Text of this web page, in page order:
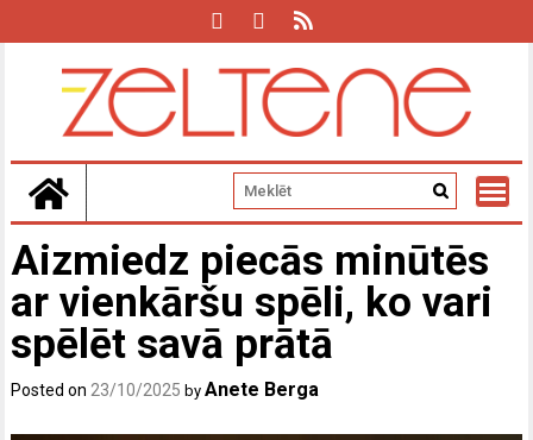
Aizmiedz piecās minūtēs
ar vienkāršu spēli, ko vari
spēlēt savā prātā
Posted on 23/10/2025 byAnete Berga